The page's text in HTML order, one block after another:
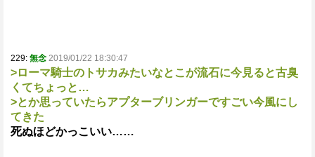
229: 無念 2019/01/22 18:30:47
>ローマ騎士のトサカみたいなとこが流石に今見ると古臭
くてちょっと…
>とか思っていたらアプターブリンガーですごい今風にし
てきた
死ぬほどかっこいい……